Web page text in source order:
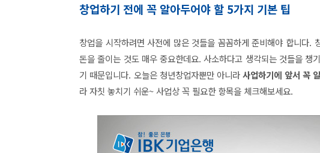
창업하기 전에 꼭 알아두어야 할 5가지 기본 팁
창업을 시작하려면 사전에 많은 것들을 꼼꼼하게 준비해야 합니다.
돈을 줄이는 것도 매우 중요한데요. 사소하다고 생각되는 것들을
기 때문입니다. 오늘은 청년창업자뿐만 아니라사업하기에 앞서 꼭
라 자칫 놓치기 쉬운~ 사업상 꼭 필요한 항목을 체크해보세요.